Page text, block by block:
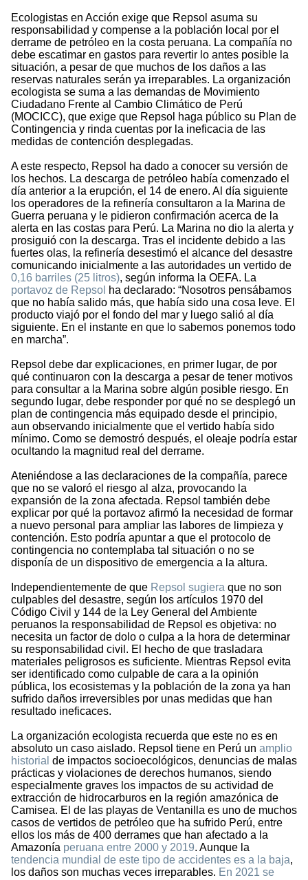
Ecologistas en Acción exige que Repsol asuma su
responsabilidad y compense a la población local por el
derrame de petróleo en la costa peruana. La compañía no
debe escatimar en gastos para revertir lo antes posible la
situación, a pesar de que muchos de los daños a las
reservas naturales serán ya irreparables. La organización
ecologista se suma a las demandas de Movimiento
Ciudadano Frente al Cambio Climático de Perú
(MOCICC), que exige que Repsol haga público su Plan de
Contingencia y rinda cuentas por la ineficacia de las
medidas de contención desplegadas.
A este respecto, Repsol ha dado a conocer su versión de
los hechos. La descarga de petróleo había comenzado el
día anterior a la erupción, el 14 de enero. Al día siguiente
los operadores de la refinería consultaron a la Marina de
Guerra peruana y le pidieron confirmación acerca de la
alerta en las costas para Perú. La Marina no dio la alerta y
prosiguió con la descarga. Tras el incidente debido a las
fuertes olas, la refinería desestimó el alcance del desastre
comunicando inicialmente a las autoridades un vertido de
0,16 barriles (25 litros), según informa la OEFA. La
portavoz de Repsol ha declarado: “Nosotros pensábamos
que no había salido más, que había sido una cosa leve. El
producto viajó por el fondo del mar y luego salió al día
siguiente. En el instante en que lo sabemos ponemos todo
en marcha”.
Repsol debe dar explicaciones, en primer lugar, de por
qué continuaron con la descarga a pesar de tener motivos
para consultar a la Marina sobre algún posible riesgo. En
segundo lugar, debe responder por qué no se desplegó un
plan de contingencia más equipado desde el principio,
aun observando inicialmente que el vertido había sido
mínimo. Como se demostró después, el oleaje podría estar
ocultando la magnitud real del derrame.
Ateniéndose a las declaraciones de la compañía, parece
que no se valoró el riesgo al alza, provocando la
expansión de la zona afectada. Repsol también debe
explicar por qué la portavoz afirmó la necesidad de formar
a nuevo personal para ampliar las labores de limpieza y
contención. Esto podría apuntar a que el protocolo de
contingencia no contemplaba tal situación o no se
disponía de un dispositivo de emergencia a la altura.
Independientemente de que Repsol sugiera que no son
culpables del desastre, según los artículos 1970 del
Código Civil y 144 de la Ley General del Ambiente
peruanos la responsabilidad de Repsol es objetiva: no
necesita un factor de dolo o culpa a la hora de determinar
su responsabilidad civil. El hecho de que trasladara
materiales peligrosos es suficiente. Mientras Repsol evita
ser identificado como culpable de cara a la opinión
pública, los ecosistemas y la población de la zona ya han
sufrido daños irreversibles por unas medidas que han
resultado ineficaces.
La organización ecologista recuerda que este no es en
absoluto un caso aislado. Repsol tiene en Perú un amplio
historial de impactos socioecológicos, denuncias de malas
prácticas y violaciones de derechos humanos, siendo
especialmente graves los impactos de su actividad de
extracción de hidrocarburos en la región amazónica de
Camisea. El de las playas de Ventanilla es uno de muchos
casos de vertidos de petróleo que ha sufrido Perú, entre
ellos los más de 400 derrames que han afectado a la
Amazonía peruana entre 2000 y 2019. Aunque la
tendencia mundial de este tipo de accidentes es a la baja,
los daños son muchas veces irreparables. En 2021 se